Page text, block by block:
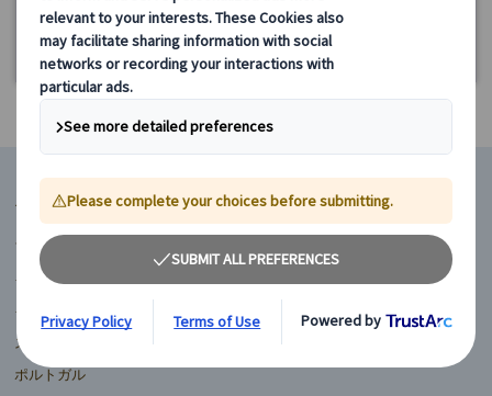
マイバスヨーロッパ
フランス
イギリス
イタリア
スペイン
ポルトガル